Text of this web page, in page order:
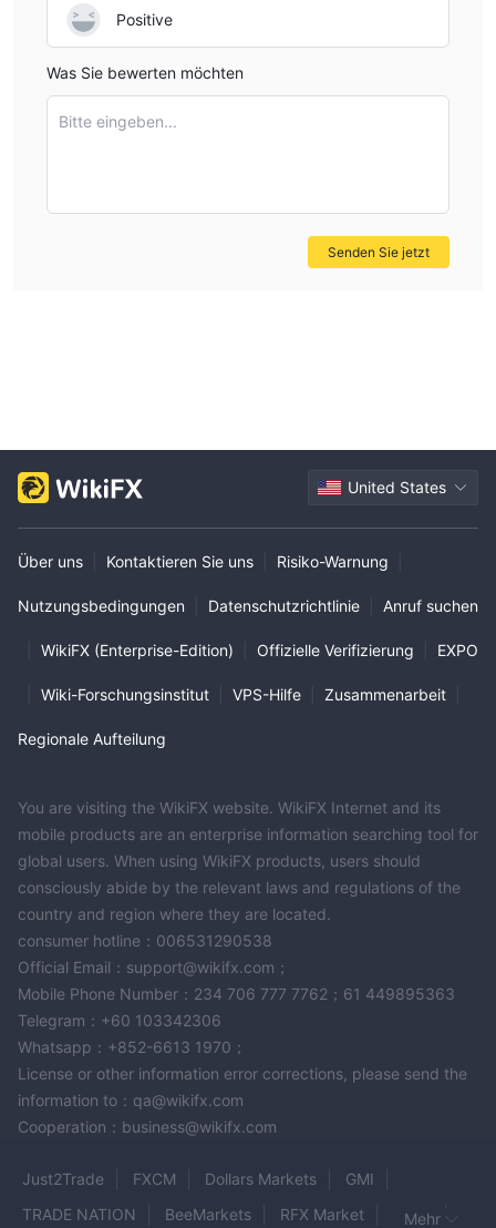
Positive
Was Sie bewerten möchten
Bitte eingeben...
Senden Sie jetzt
United States
Über uns Kontaktieren Sie uns Risiko-Warnung
Nutzungsbedingungen Datenschutzrichtlinie Anruf suchen
WikiFX (Enterprise-Edition) Offizielle Verifizierung EXPO
Wiki-Forschungsinstitut VPS-Hilfe Zusammenarbeit
Regionale Aufteilung
You are visiting the WikiFX website. WikiFX Internet and its
mobile products are an enterprise information searching tool for
global users. When using WikiFX products, users should
consciously abide by the relevant laws and regulations of the
country and region where they are located.
consumer hotline：006531290538
Official Email：support@wikifx.com；
Mobile Phone Number：234 706 777 7762；61 449895363
Telegram：+60 103342306
Whatsapp：+852-6613 1970；
License or other information error corrections, please send the
information to：qa@wikifx.com
Cooperation：business@wikifx.com
Just2Trade FXCM Dollars Markets
GMI
TRADE NATION
BeeMarkets RFX Market VAHA
Mehr